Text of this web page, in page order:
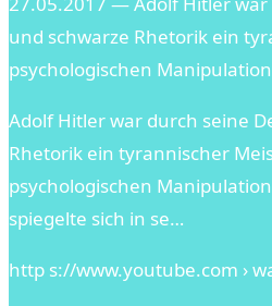
und schwarze Rhetorik ein
psychologischen
Adolf Hitler war durch seine
Rhetorik ein tyrannischer
psychologischen
spiegelte sich in se…
http s://www.youtube.com ›